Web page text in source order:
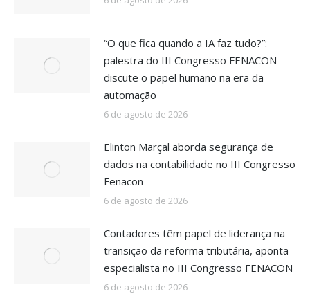
“O que fica quando a IA faz tudo?”:
palestra do III Congresso FENACON
discute o papel humano na era da
automação
6 de agosto de 2026
Elinton Marçal aborda segurança de
dados na contabilidade no III Congresso
Fenacon
6 de agosto de 2026
Contadores têm papel de liderança na
transição da reforma tributária, aponta
especialista no III Congresso FENACON
6 de agosto de 2026